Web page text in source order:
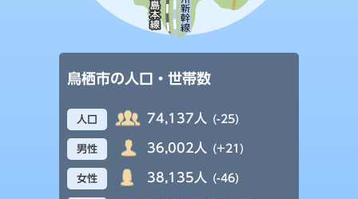
鳥栖市の人口・世帯数
人口 74,137人 (-25)
男性 36,002人 (+21)
女性 38,135人 (-46)